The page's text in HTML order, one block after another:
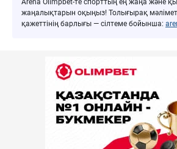
жаңалықтарын оқыңыз! Толығырақ
қажеттінің барлығы — сілтеме бойынша: